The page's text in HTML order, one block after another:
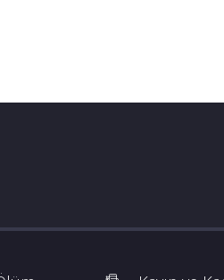
bilimler derslerini, yüksek
makaleleriyle ve
gelenler, bu kazanımın